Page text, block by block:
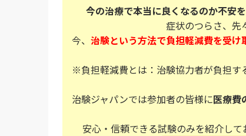
今の治療で本当に良くなるのか不安
症状のつらさ、先
今、 治験という方法で負担軽減費を受
※負担軽減費とは：治験協力者が負担す
治験ジャパンでは参加者の皆様に医療費
安心・信頼できる試験のみを紹介して